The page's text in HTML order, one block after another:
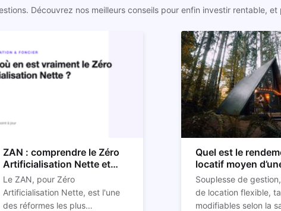
Découvrez nos meilleurs conseils pour enfin investir rentable,
ZAN : comprendre le Zéro
Artificialisation Nette et
son impact sur l'immobilier
Le ZAN, pour Zéro
Artificialisation Nette, est l'une
des réformes les plus
Quel est le
locatif moyen
location Airbnb ?
Souplesse de
de location flexible,
modifiables selon la